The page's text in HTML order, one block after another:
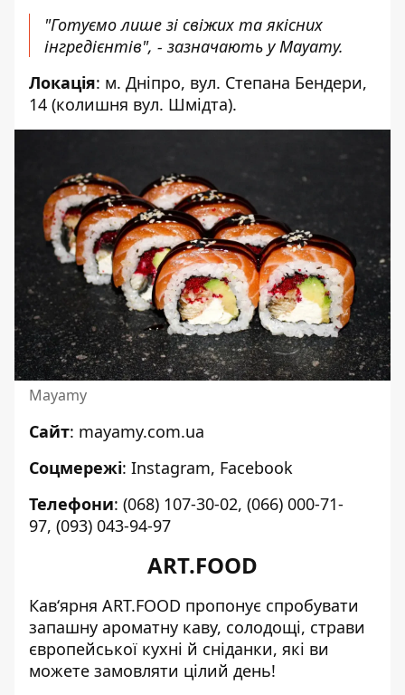
"Готуємо лише зі свіжих та якісних
інгредієнтів", - зазначають у Mayamy.
Локація: м. Дніпро, вул. Степана Бендери,
14 (колишня вул. Шмідта).
Mayamy
Сайт: mayamy.com.ua
Соцмережі: Instagram, Facebook
Телефони: (068) 107-30-02, (066) 000-71-
97, (093) 043-94-97
ART.FOOD
Кав‘ярня ART.FOOD пропонує спробувати
запашну ароматну каву, солодощі, страви
європейської кухні й сніданки, які ви
можете замовляти цілий день!